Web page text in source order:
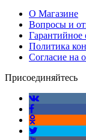
О Магазине
Вопросы и
Гарантийное
Политика
Согласие на
Присоединяйтесь